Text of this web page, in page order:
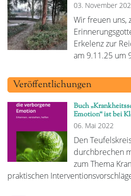
03. November
Wir freuen uns,
Erkelenz zur
am 9.11.25 um
Veröffentlichungen
Buch
Emotion“ ist bei
06. Mai 2022
Den
durchbrechen
zum Thema
praktischen